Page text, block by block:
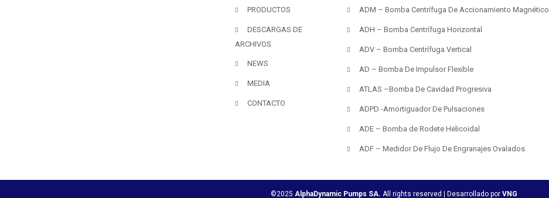
PRODUCTOS
DESCARGAS DE
ARCHIVOS
NEWS
MEDIA
CONTACTO
ADM – Bomba Centrífuga De Accionamiento Magnético
ADH – Bomba Centrífuga Horizontal
ADV – Bomba Centrífuga Vertical
AD – Bomba De Impulsor Flexible
ATLAS –Bomba De Cavidad Progresiva
ADPD -Amortiguador De Pulsaciones
ADE – Bomba de Rodete Helicoidal
ADF – Medidor De Flujo De Engranajes Ovalados
©2025 AlphaDynamic Pumps SA. All rights reserved | Desarrollado por VNG